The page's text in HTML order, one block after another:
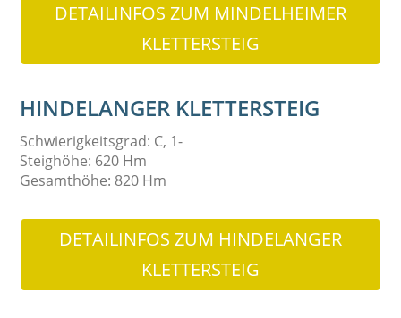
DETAILINFOS ZUM MINDELHEIMER
KLETTERSTEIG
HINDELANGER KLETTERSTEIG
Schwierigkeitsgrad: C, 1-
Steighöhe: 620 Hm
Gesamthöhe: 820 Hm
DETAILINFOS ZUM HINDELANGER
KLETTERSTEIG